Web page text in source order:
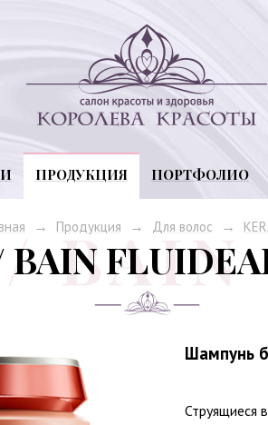
КОРОЛЕВА КРАСОТЫ
ПРОДУКЦИЯ ПОРТФОЛИО
→ Продукция → Для волос →
Шампунь
Струящиеся